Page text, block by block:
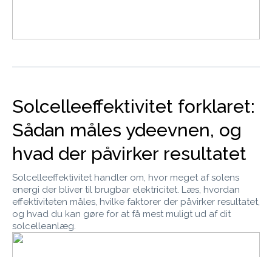
Solcelleeffektivitet forklaret:
Sådan måles ydeevnen, og
hvad der påvirker resultatet
Solcelleeffektivitet handler om, hvor meget af solens
energi der bliver til brugbar elektricitet. Læs, hvordan
effektiviteten måles, hvilke faktorer der påvirker resultatet,
og hvad du kan gøre for at få mest muligt ud af dit
solcelleanlæg.